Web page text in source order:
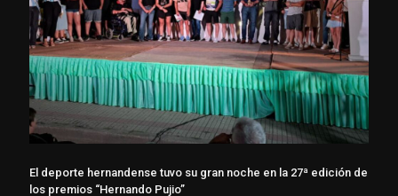
El deporte hernandense tuvo su gran noche en la 27ª edición de
los premios “Hernando Pujio”